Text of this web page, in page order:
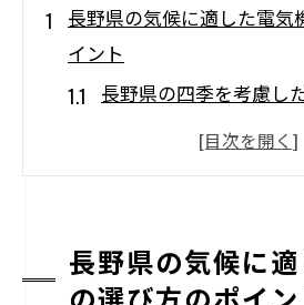
長野県の気候に適した電気
イント
長野県の四季を考慮し
寒冷地向けの省エネ電
長野県の災害対策とし
地域特有の電力供給に
長野県の気候に